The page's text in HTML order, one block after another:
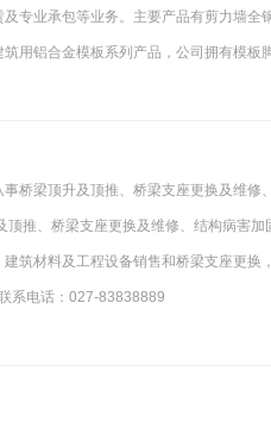
专业承包等业务。主要产品有剪力墙全
用铝合金模板系列产品，公司拥有模板
桥梁顶升及顶推、桥梁支座更换及维
推、桥梁支座更换及维修、结构病害
筑材料及工程设备销售和桥梁支座更换
系电话：027-83838889